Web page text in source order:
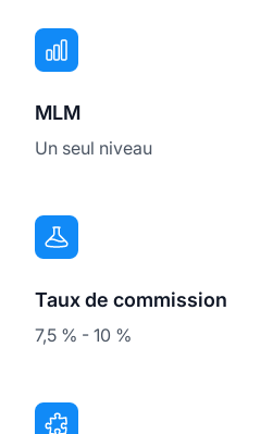
MLM
Un seul niveau
Taux de commission
7,5 % - 10 %